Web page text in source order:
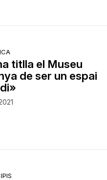
titlla el Museu
de ser un espai